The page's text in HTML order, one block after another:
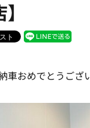
車おめでとうござ